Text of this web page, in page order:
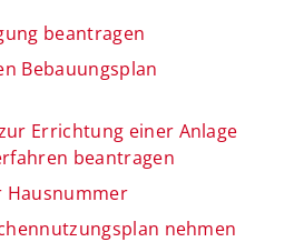
beantragen
Bebauungsplan
Errichtung einer Anlage
beantragen
Hausnummer
nehmen